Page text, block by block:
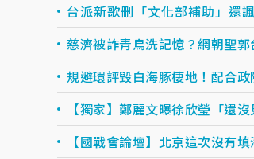
台派新歌刪「文化部補助」還
慈濟被詐青鳥洗記憶？網朝聖
規避環評毀白海豚棲地！配合
【獨家】鄭麗文曝徐欣瑩「還
【國戰會論壇】北京這次沒有